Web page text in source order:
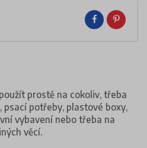
prostě na cokoliv, třeba
psací potřeby, plastové boxy,
vybavení nebo třeba na
věcí.